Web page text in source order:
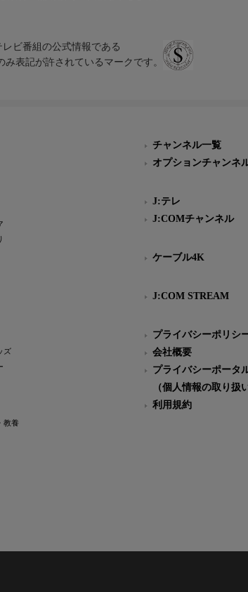
ビ番組の公式情報である
み表記が許されているマークです。
ズ
教養
チャンネル一覧
オプションチャンネ
J:テレ
J:COMチャンネル
ケーブル4K
J:COM STREAM
プライバシーポリシ
会社概要
プライバシーポータ
（個人情報の取り扱
利用規約